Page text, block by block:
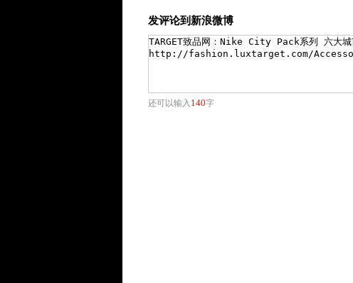
发评论到新浪微博
还可以输入 140字